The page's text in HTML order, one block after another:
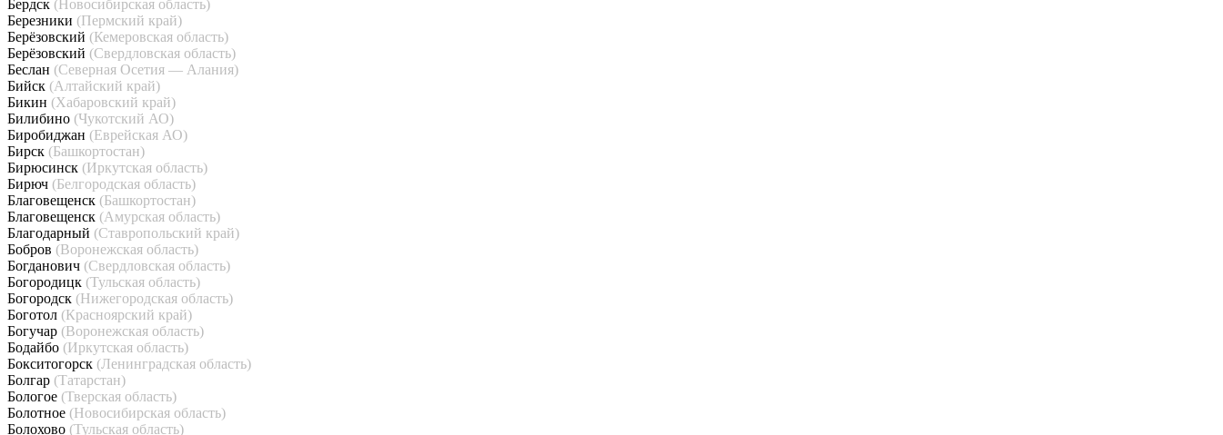
Бердск (Новосибирская область)
Березники (Пермский край)
Берёзовский (Кемеровская область)
Берёзовский (Свердловская область)
Беслан (Северная Осетия — Алания)
Бийск (Алтайский край)
Бикин (Хабаровский край)
Билибино (Чукотский АО)
Биробиджан (Еврейская АО)
Бирск (Башкортостан)
Бирюсинск (Иркутская область)
Бирюч (Белгородская область)
Благовещенск (Башкортостан)
Благовещенск (Амурская область)
Благодарный (Ставропольский край)
Бобров (Воронежская область)
Богданович (Свердловская область)
Богородицк (Тульская область)
Богородск (Нижегородская область)
Боготол (Красноярский край)
Богучар (Воронежская область)
Бодайбо (Иркутская область)
Бокситогорск (Ленинградская область)
Болгар (Татарстан)
Бологое (Тверская область)
Болотное (Новосибирская область)
Болохово (Тульская область)